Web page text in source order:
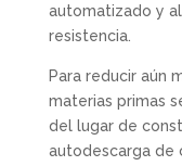
automatizado y
resistencia.
Para reducir aún
materias primas
del lugar de
autodescarga de